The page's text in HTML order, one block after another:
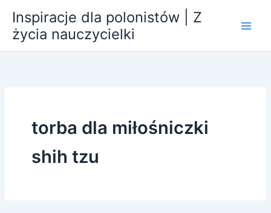
treści
Inspiracje dla polonistów | Z
życia nauczycielki
torba dla miłośniczki
shih tzu